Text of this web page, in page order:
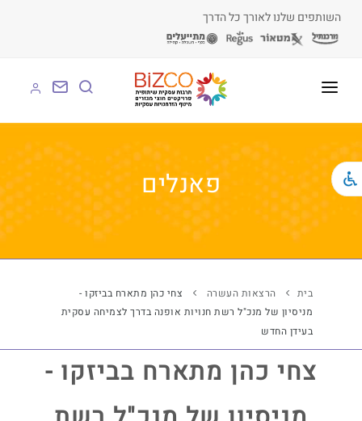
השותפים שלנו לאורך כל הדרך
על BIZCO
BIZCO לעסקים
BIZCO לרשויות
לומדים עם BIZCO
פאנלים
בית הרצאות העשרה
צחי כהן מתארח בביזקו -
מניסיון של מנכ"ל רשת חנויות אופנה בדרך לצמיחה עסקית
בעידן החדש
צחי כהן מתארח בביזקו -